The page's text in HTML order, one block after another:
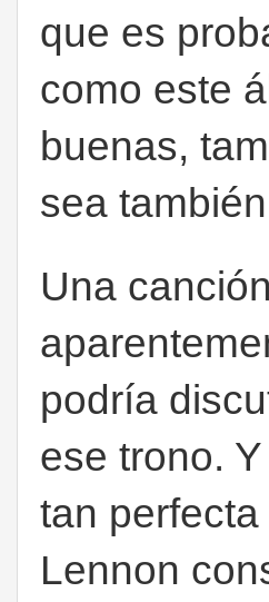
que es
como este
buenas,
sea
Una
podría
ese trono.
tan
Lennon